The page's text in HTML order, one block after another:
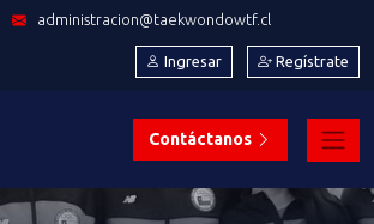
administracion@taekwondowtf.cl
Ingresar Regístrate
Contáctanos